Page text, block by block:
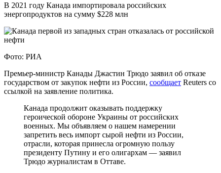
В 2021 году Канада импортировала российских
энергопродуктов на сумму $228 млн
Фото: РИА
Премьер-министр Канады Джастин Трюдо заявил об отказе
государством от закупок нефти из России, сообщает Reuters со
ссылкой на заявление политика.
Канада продолжит оказывать поддержку
героической обороне Украины от российских
военных. Мы объявляем о нашем намерении
запретить весь импорт сырой нефти из России,
отрасли, которая принесла огромную пользу
президенту Путину и его олигархам — заявил
Трюдо журналистам в Оттаве.